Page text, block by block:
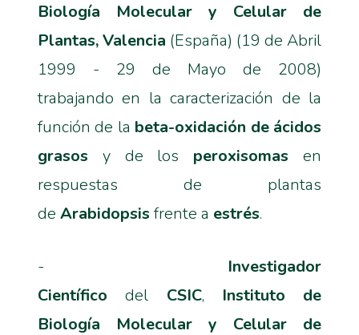
Biología Molecular y Celular de
Plantas, Valencia (España) (19 de Abril
1999 - 29 de Mayo de 2008)
trabajando en la caracterización de la
función de la beta-oxidación de ácidos
grasos y de los peroxisomasen
respuestas de plantas
de Arabidopsis frente a estrés.
- Investigador
Científico del CSIC, Instituto de
Biología Molecular y Celular de